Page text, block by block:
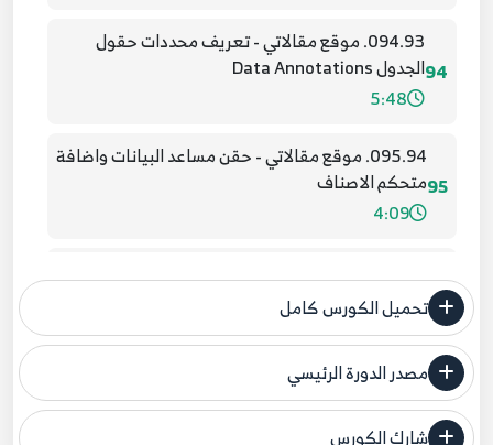
94
094.93. موقع مقالاتي - تعريف محددات حقول
الجدول Data Annotations
5:48
95
095.94. موقع مقالاتي - حقن مساعد البيانات واضافة
متحكم الاصناف
4:09
96الاصناف
3:47
97
097.96. موقع مقالاتي - واجهة عرض الاصناف
8:51
تحميل الكورس كامل
مصدر الدورة الرئيسي
فنحن لا ندعي ملكية أي دورة ولهذا نضع المصدر الأصلي لكم
شارك الكورس